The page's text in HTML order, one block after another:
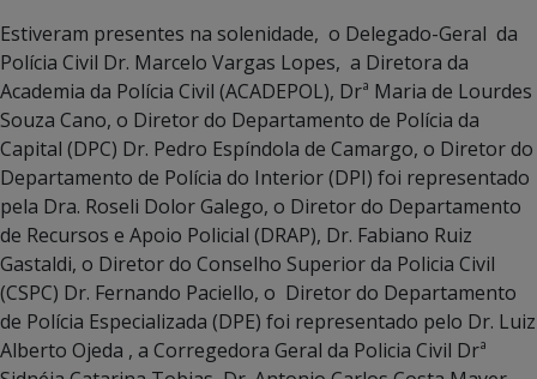
Estiveram presentes na solenidade, o Delegado-Geral da
Polícia Civil Dr. Marcelo Vargas Lopes, a Diretora da
Academia da Polícia Civil (ACADEPOL), Drª Maria de Lourdes
Souza Cano, o Diretor do Departamento de Polícia da
Capital (DPC) Dr. Pedro Espíndola de Camargo, o Diretor do
Departamento de Polícia do Interior (DPI) foi representado
pela Dra. Roseli Dolor Galego, o Diretor do Departamento
de Recursos e Apoio Policial (DRAP), Dr. Fabiano Ruiz
Gastaldi, o Diretor do Conselho Superior da Policia Civil
(CSPC) Dr. Fernando Paciello, o Diretor do Departamento
de Polícia Especializada (DPE) foi representado pelo Dr. Luiz
Alberto Ojeda , a Corregedora Geral da Policia Civil Drª